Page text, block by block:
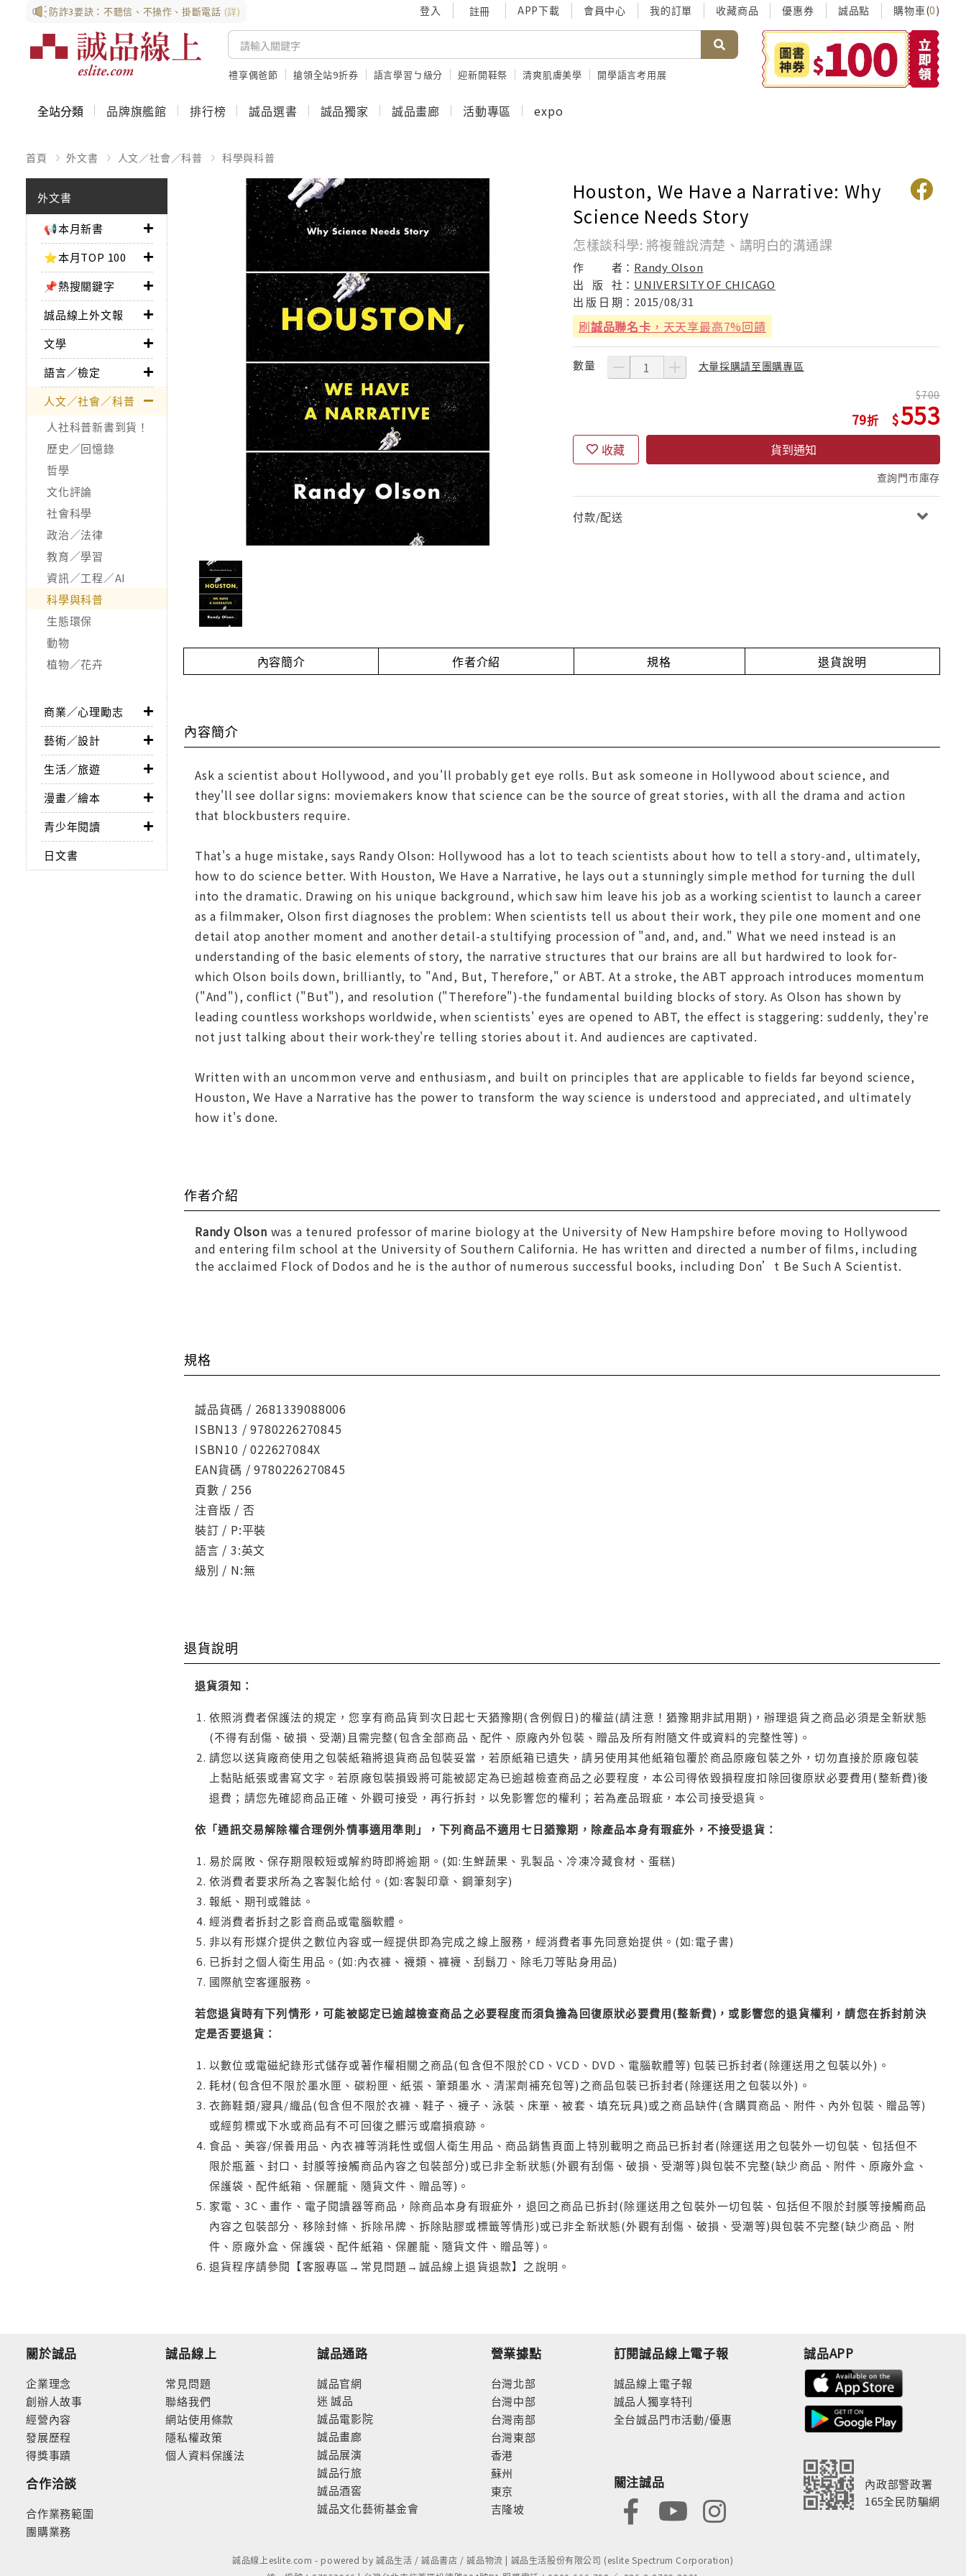
防詐3要訣：不聽信、不操作、掛斷電話 (詳) 登入 註冊 APP下載 會員中心 我的訂單 收藏商品 優惠券 誠品點 購物車(0)
禮享偶爸節 搶領全站9折券 語言學習ㄅ級分 迎新開鞋祭 清爽肌膚美學 開學語言考用展
全站分類 品牌旗艦館 排行榜 誠品選書 誠品獨家 誠品畫廊 活動專區 expo
首頁 外文書 人文／社會／科普 科學與科普
外文書
📢本月新書
⭐本月TOP 100
📌熱搜關鍵字
誠品線上外文報
文學
語言／檢定
人文／社會／科普
人社科普新書到貨！
歷史／回憶錄
哲學
文化評論
社會科學
政治／法律
教育／學習
資訊／工程／AI
科學與科普
生態環保
動物
植物／花卉
商業／心理勵志
藝術／設計
生活／旅遊
漫畫／繪本
青少年閱讀
日文書
Houston, We Have a Narrative: Why
Science Needs Story
怎樣談科學: 將複雜說清楚、講明白的溝通課
作 者： Randy Olson
出
版 社： UNIVERSITY OF CHICAGO
出 版 日 期： 2015/08/31
刷誠品聯名卡 ，天天享最高7%回饋
數量 大量採購請至團購專區
79
700
553
收藏 貨到通知
查詢門市庫存
付款/配送
內容簡介 作者介紹 規格 退貨說明
內容簡介
Ask a scientist about Hollywood, and you'll probably get eye rolls. But ask someone in Hollywood about science, and
they'll see dollar signs: moviemakers know that science can be the source of great stories, with all the drama and action
that blockbusters require.
That's a huge mistake, says Randy Olson: Hollywood has a lot to teach scientists about how to tell a story-and, ultimately,
how to do science better. With Houston, We Have a Narrative, he lays out a stunningly simple method for turning the dull
into the dramatic. Drawing on his unique background, which saw him leave his job as a working scientist to launch a career
as a filmmaker, Olson first diagnoses the problem: When scientists tell us about their work, they pile one moment and one
detail atop another moment and another detail-a stultifying procession of "and, and, and." What we need instead is an
understanding of the basic elements of story, the narrative structures that our brains are all but hardwired to look for-
which Olson boils down, brilliantly, to "And, But, Therefore," or ABT. At a stroke, the ABT approach introduces momentum
("And"), conflict ("But"), and resolution ("Therefore")-the fundamental building blocks of story. As Olson has shown by
leading countless workshops worldwide, when scientists' eyes are opened to ABT, the effect is staggering: suddenly, they're
not just talking about their work-they're telling stories about it. And audiences are captivated.
Written with an uncommon verve and enthusiasm, and built on principles that are applicable to fields far beyond science,
Houston, We Have a Narrative has the power to transform the way science is understood and appreciated, and ultimately
how it's done.
作者介紹
Randy Olson was a tenured professor of marine biology at the University of New Hampshire before moving to Hollywood
and entering film school at the University of Southern California. He has written and directed a number of films, including
the acclaimed Flock of Dodos and he is the author of numerous successful books, including Don’t Be Such A Scientist.
規格
誠品貨碼 / 2681339088006
ISBN13 / 9780226270845
ISBN10 / 022627084X
EAN貨碼 / 9780226270845
頁數 / 256
注音版 / 否
裝訂 / P:平裝
語言 / 3:英文
級別 / N:無
退貨說明
退貨須知：
依照消費者保護法的規定，您享有商品貨到次日起七天猶豫期(含例假日)的權益(請注意！猶豫期非試用期)，辦理退貨之商品必須是全新狀態
(不得有刮傷、破損、受潮)且需完整(包含全部商品、配件、原廠內外包裝、贈品及所有附隨文件或資料的完整性等)。
請您以送貨廠商使用之包裝紙箱將退貨商品包裝妥當，若原紙箱已遺失，請另使用其他紙箱包覆於商品原廠包裝之外，切勿直接於原廠包裝
上黏貼紙張或書寫文字。若原廠包裝損毀將可能被認定為已逾越檢查商品之必要程度，本公司得依毀損程度扣除回復原狀必要費用(整新費)後
退費；請您先確認商品正確、外觀可接受，再行拆封，以免影響您的權利；若為產品瑕疵，本公司接受退貨。
依「通訊交易解除權合理例外情事適用準則」，下列商品不適用七日猶豫期，除產品本身有瑕疵外，不接受退貨：
易於腐敗、保存期限較短或解約時即將逾期。(如:生鮮蔬果、乳製品、冷凍冷藏食材、蛋糕)
依消費者要求所為之客製化給付。(如:客製印章、鋼筆刻字)
報紙、期刊或雜誌。
經消費者拆封之影音商品或電腦軟體。
非以有形媒介提供之數位內容或一經提供即為完成之線上服務，經消費者事先同意始提供。(如:電子書)
已拆封之個人衛生用品。(如:內衣褲、襪類、褲襪、刮鬍刀、除毛刀等貼身用品)
國際航空客運服務。
若您退貨時有下列情形，可能被認定已逾越檢查商品之必要程度而須負擔為回復原狀必要費用(整新費)，或影響您的退貨權利，請您在拆封前決
定是否要退貨：
以數位或電磁紀錄形式儲存或著作權相關之商品(包含但不限於CD、VCD、DVD、電腦軟體等) 包裝已拆封者(除運送用之包裝以外)。
耗材(包含但不限於墨水匣、碳粉匣、紙張、筆類墨水、清潔劑補充包等)之商品包裝已拆封者(除運送用之包裝以外)。
衣飾鞋類/寢具/織品(包含但不限於衣褲、鞋子、襪子、泳裝、床單、被套、填充玩具)或之商品缺件(含購買商品、附件、內外包裝、贈品等)
或經剪標或下水或商品有不可回復之髒污或磨損痕跡。
食品、美容/保養用品、內衣褲等消耗性或個人衛生用品、商品銷售頁面上特別載明之商品已拆封者(除運送用之包裝外一切包裝、包括但不
限於瓶蓋、封口、封膜等接觸商品內容之包裝部分)或已非全新狀態(外觀有刮傷、破損、受潮等)與包裝不完整(缺少商品、附件、原廠外盒、
保護袋、配件紙箱、保麗龍、隨貨文件、贈品等)。
家電、3C、畫作、電子閱讀器等商品，除商品本身有瑕疵外，退回之商品已拆封(除運送用之包裝外一切包裝、包括但不限於封膜等接觸商品
內容之包裝部分、移除封條、拆除吊牌、拆除貼膠或標籤等情形)或已非全新狀態(外觀有刮傷、破損、受潮等)與包裝不完整(缺少商品、附
件、原廠外盒、保護袋、配件紙箱、保麗龍、隨貨文件、贈品等)。
退貨程序請參閱【客服專區→常見問題→誠品線上退貨退款】之說明。
關於誠品
企業理念
創辦人故事
經營內容
發展歷程
得獎事蹟
合作洽談
合作業務範圍
團購業務
誠品線上
常見問題
聯絡我們
網站使用條款
隱私權政策
個人資料保護法
誠品通路
誠品官網
迷 誠品
誠品電影院
誠品畫廊
誠品展演
誠品行旅
誠品酒窖
誠品文化藝術基金會
營業據點
台灣北部
台灣中部
台灣南部
台灣東部
香港
蘇州
東京
吉隆坡
訂閱誠品線上電子報
誠品線上電子報
誠品人獨享特刊
全台誠品門市活動/優惠
關注誠品
誠品APP
內政部警政署
165全民防騙網
誠品線上eslite.com - powered by 誠品生活 / 誠品書店 / 誠品物流 | 誠品生活股份有限公司 (eslite Spectrum Corporation)